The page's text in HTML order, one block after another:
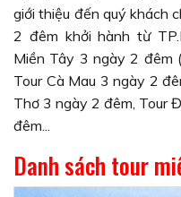
giới thiệu đến quý khách
2 đêm khởi hành từ
Miền Tây 3 ngày 2 đêm
Tour Cà Mau 3 ngày 2
Thơ 3 ngày 2 đêm, Tour
đêm...
Danh sách tour